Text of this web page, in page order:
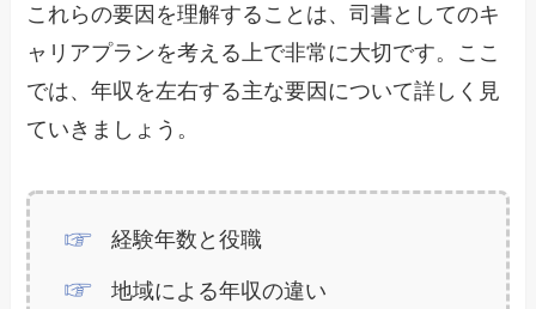
これらの要因を理解することは、司書としてのキ
ャリアプランを考える上で非常に大切です。ここ
では、年収を左右する主な要因について詳しく見
ていきましょう。
経験年数と役職
地域による年収の違い